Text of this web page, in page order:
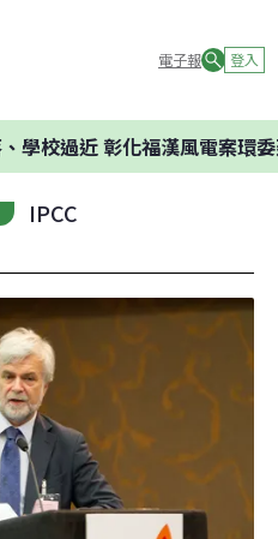
電子報 登入
彰化福漢風電案環委建議不
IPCC